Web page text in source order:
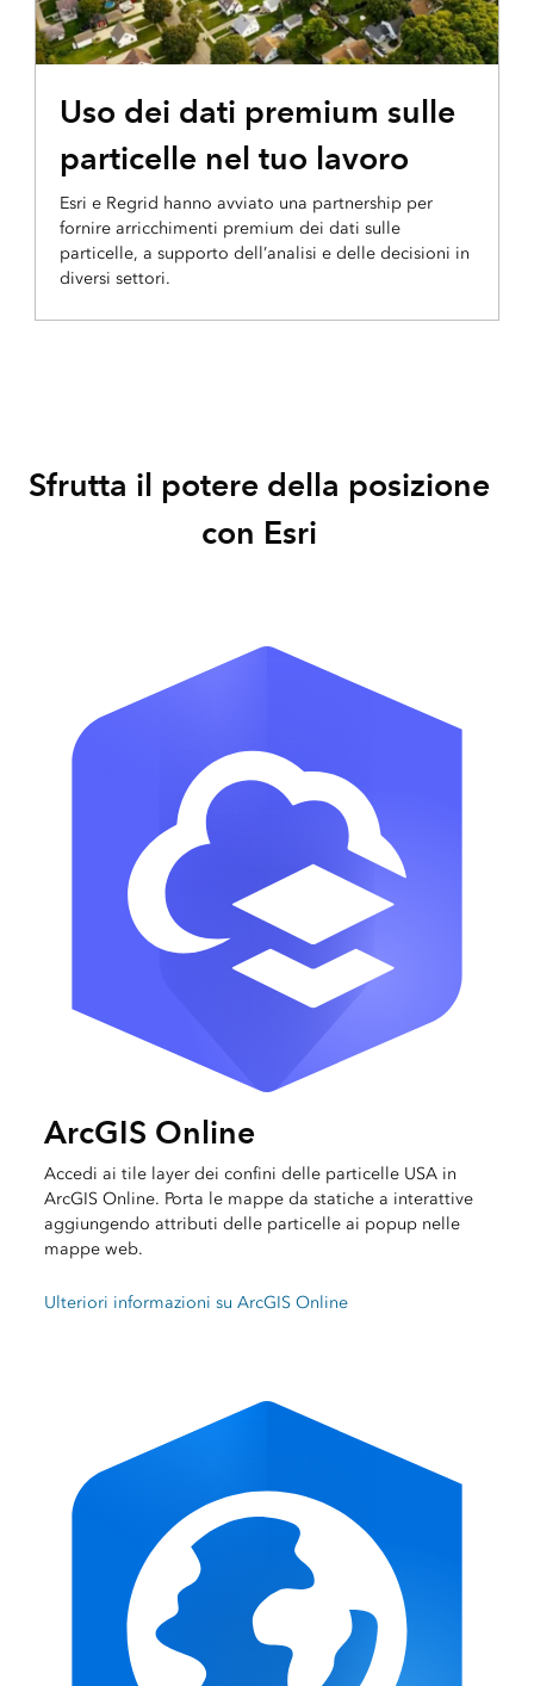
Uso dei dati premium sulle
particelle nel tuo lavoro
Esri e Regrid hanno avviato una partnership per
fornire arricchimenti premium dei dati sulle
particelle, a supporto dell’analisi e delle decisioni in
diversi settori.
Sfrutta il potere della posizione
con Esri
ArcGIS Online
Accedi ai tile layer dei confini delle particelle USA in
ArcGIS Online. Porta le mappe da statiche a interattive
aggiungendo attributi delle particelle ai popup nelle
mappe web.
Ulteriori informazioni su ArcGIS Online